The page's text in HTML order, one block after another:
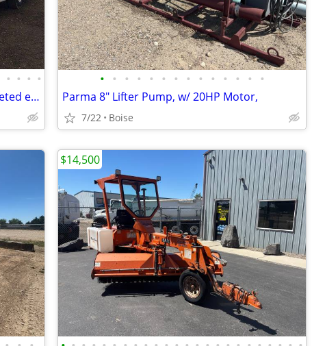
• • • •
2011 Pete 337 S/A Fuel/Lube Truck, deleted emissions
• • • • • • • • • • • • • •
Parma 8" Lifter Pump, w/ 20HP Motor,
7/22 Boise
$14,500